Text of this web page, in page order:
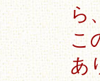
ら
こ
あ